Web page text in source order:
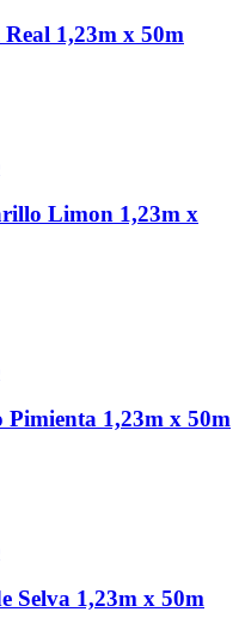
1,23m x 50m
Limon 1,23m x
1,23m x 50m
Selva 1,23m x 50m